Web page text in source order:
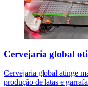
Cervejaria global
Cervejaria global atinge
produção de latas e